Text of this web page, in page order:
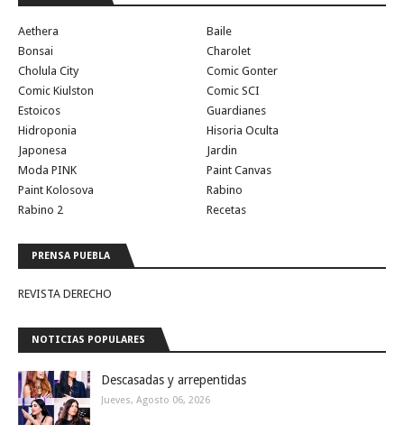
Aethera
Baile
Bonsai
Charolet
Cholula City
Comic Gonter
Comic Kiulston
Comic SCI
Estoicos
Guardianes
Hidroponia
Hisoria Oculta
Japonesa
Jardin
Moda PINK
Paint Canvas
Paint Kolosova
Rabino
Rabino 2
Recetas
PRENSA PUEBLA
REVISTA DERECHO
NOTICIAS POPULARES
Descasadas y arrepentidas
Jueves, Agosto 06, 2026